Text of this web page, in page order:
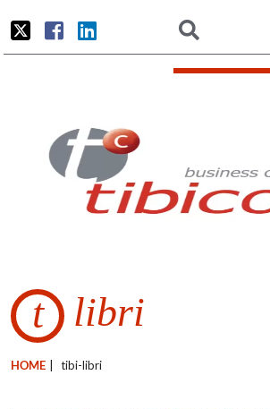
t libri
HOME tibi-libri